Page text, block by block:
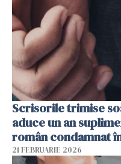
Scrisorile trimise
aduce un an
român condamnat
21 FEBRUARIE 2026